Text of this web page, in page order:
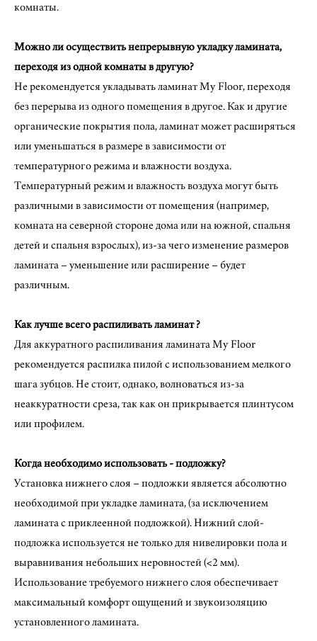
комнаты.
Можно ли осуществить непрерывную укладку ламината,
переходя из одной комнаты в другую?
Не рекомендуется укладывать ламинат My Floor, переходя
без перерыва из одного помещения в другое. Как и другие
органические покрытия пола, ламинат может расширяться
или уменьшаться в размере в зависимости от
температурного режима и влажности воздуха.
Температурный режим и влажность воздуха могут быть
различными в зависимости от помещения (например,
комната на северной стороне дома или на южной, спальня
детей и спальня взрослых), из-за чего изменение размеров
ламината – уменьшение или расширение – будет
различным.
Как лучше всего распиливать ламинат ?
Для аккуратного распиливания ламината My Floor
рекомендуется распилка пилой с использованием мелкого
шага зубцов. Не стоит, однако, волноваться из-за
неаккуратности среза, так как он прикрывается плинтусом
или профилем.
Когда необходимо использовать - подложку?
Установка нижнего слоя – подложки является абсолютно
необходимой при укладке ламината, (за исключением
ламината с приклеенной подложкой). Нижний слой-
подложка используется не только для нивелировки пола и
выравнивания небольших неровностей (<2 мм).
Использование требуемого нижнего слоя обеспечивает
максимальный комфорт ощущений и звукоизоляцию
установленного ламината.